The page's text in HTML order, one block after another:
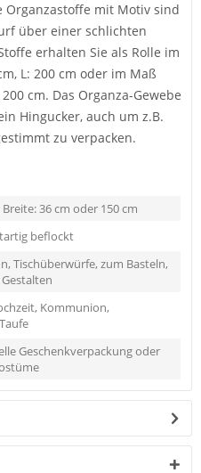
Organzastoffe mit Motiv sind
über einer schlichten
erhalten Sie als Rolle im
L: 200 cm oder im Maß
cm. Das Organza-Gewebe
Hingucker, auch um z.B.
zu verpacken.
Breite: 36 cm oder 150 cm
beflockt
Tischüberwürfe, zum Basteln,
Kommunion,
Geschenkverpackung oder